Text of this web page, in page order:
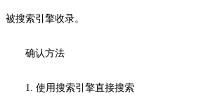
被搜索引擎收录。
确认方法
1. 使用搜索引擎直接搜索